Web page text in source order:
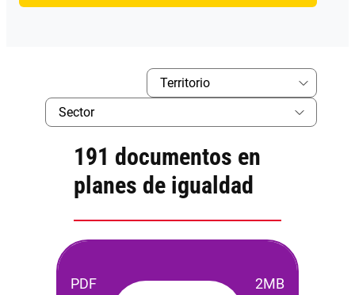
191 documentos en
planes de igualdad
PDF 2MB